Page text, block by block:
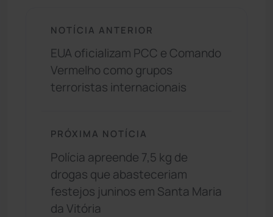
NOTÍCIA ANTERIOR
EUA oficializam PCC e Comando
Vermelho como grupos
terroristas internacionais
PRÓXIMA NOTÍCIA
Polícia apreende 7,5 kg de
drogas que abasteceriam
festejos juninos em Santa Maria
da Vitória